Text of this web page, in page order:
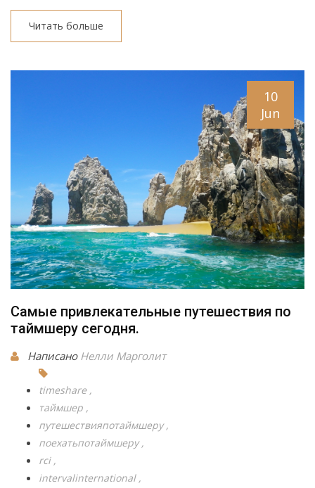
Читать больше
10
Jun
Самые привлекательные путешествия по
таймшеру сегодня.
Написано Нелли Марголит
timeshare
таймшер
путешествияпотаймшеру
поехатьпотаймшеру
rci
intervalinternational